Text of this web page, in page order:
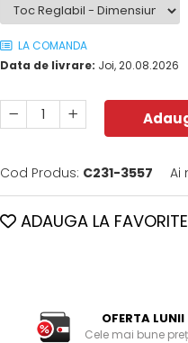
LA COMANDA
Data de livrare: Joi, 20.08.2026
Cod Produs: C231-3557 Ai
ADAUGA LA FAVORITE
OFERTA LUNII
Cele mai bune